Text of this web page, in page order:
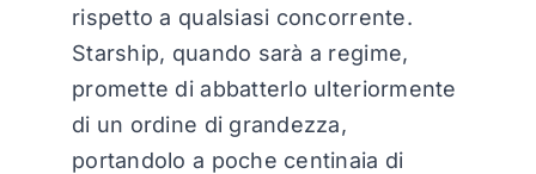
rispetto a qualsiasi concorrente.
Starship, quando sarà a regime,
promette di abbatterlo ulteriormente
di un ordine di grandezza,
portandolo a poche centinaia di